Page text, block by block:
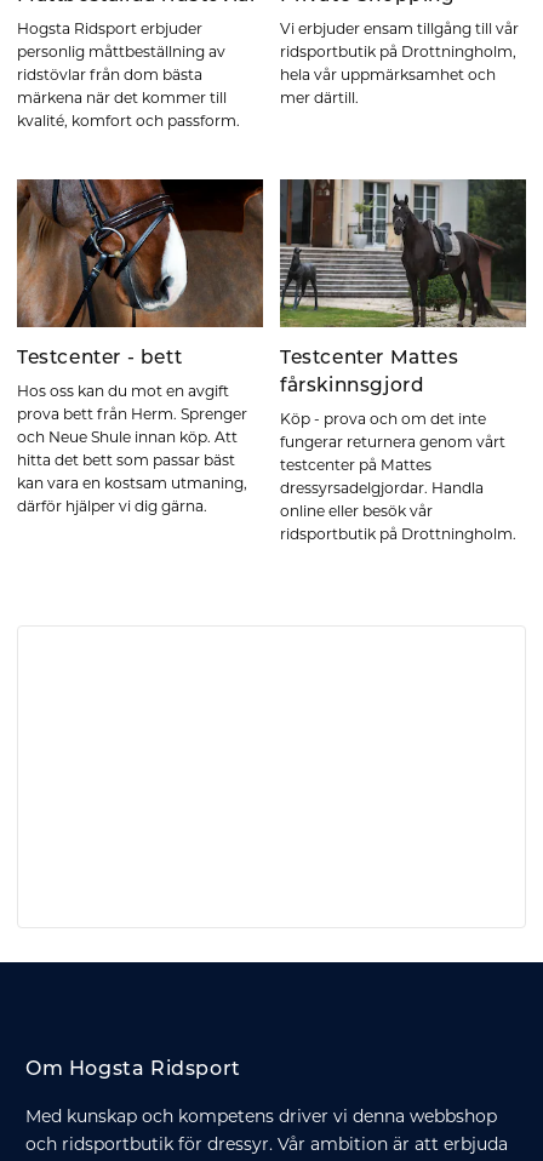
Hogsta Ridsport erbjuder
personlig måttbeställning av
ridstövlar från dom bästa
märkena när det kommer till
kvalité, komfort och passform.
Vi erbjuder ensam tillgång till vår
ridsportbutik på Drottningholm,
hela vår uppmärksamhet och
mer därtill.
Testcenter - bett
Hos oss kan du mot en avgift
prova bett från Herm. Sprenger
och Neue Shule innan köp. Att
hitta det bett som passar bäst
kan vara en kostsam utmaning,
därför hjälper vi dig gärna.
Testcenter Mattes
fårskinnsgjord
Köp - prova och om det inte
fungerar returnera genom vårt
testcenter på Mattes
dressyrsadelgjordar. Handla
online eller besök vår
ridsportbutik på Drottningholm.
Om Hogsta Ridsport
Med kunskap och kompetens driver vi denna webbshop
och ridsportbutik för dressyr. Vår ambition är att erbjuda